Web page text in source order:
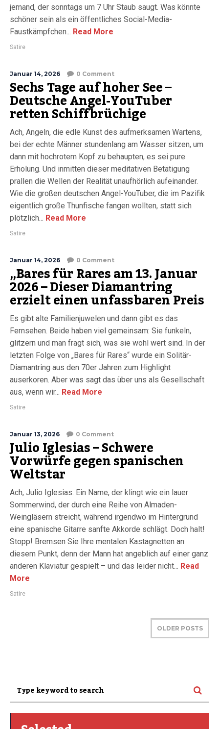
jemand, der sonntags um 7 Uhr Staub saugt. Was könnte
schöner sein als ein öffentliches Social-Media-
Faustkämpfchen... Read More
Satire
Januar 14, 2026 0 Comment
Sechs Tage auf hoher See –
Deutsche Angel-YouTuber
retten Schiffbrüchige
Ach, Angeln, die edle Kunst des aufmerksamen Wartens,
bei der echte Männer stundenlang am Wasser sitzen, um
dann mit hochrotem Kopf zu behaupten, es sei pure
Erholung. Und inmitten dieser meditativen Betätigung
prallen die Wellen der Realität unaufhörlich aufeinander.
Wie die großen deutschen Angel-YouTuber, die im Pazifik
eigentlich große Thunfische fangen wollten, statt sich
plötzlich... Read More
Satire
Januar 14, 2026 0 Comment
„Bares für Rares am 13. Januar
2026 – Dieser Diamantring
erzielt einen unfassbaren Preis
Es gibt alte Familienjuwelen und dann gibt es das
Fernsehen. Beide haben viel gemeinsam: Sie funkeln,
glitzern und man fragt sich, was sie wohl wert sind. In der
letzten Folge von „Bares für Rares“ wurde ein Solitär-
Diamantring aus den 70er Jahren zum Highlight
auserkoren. Aber was sagt das über uns als Gesellschaft
aus, wenn wir... Read More
Satire
Januar 13, 2026 0 Comment
Julio Iglesias – Schwere
Vorwürfe gegen spanischen
Weltstar
Ach, Julio Iglesias. Ein Name, der klingt wie ein lauer
Sommerwind, der durch eine Reihe von Almaden-
Weingläsern streicht, während irgendwo im Hintergrund
eine spanische Gitarre sanfte Akkorde schlägt. Doch halt!
Stopp! Bremsen Sie Ihre mentalen Kastagnetten an
diesem Punkt, denn der Mann hat angeblich auf einer ganz
anderen Klaviatur gespielt – und das leider nicht... Read
More
Satire
OLDER POSTS